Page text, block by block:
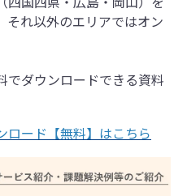
それ以外のエリアではオン
でダウンロードできる資料
ロード【無料】はこちら